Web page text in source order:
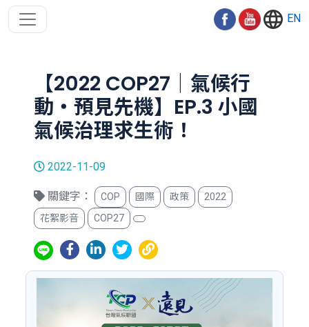
EN
【2022 COP27｜氣候行
動・預見先機】EP.3 小國
氣候治理求生術！
2022-11-09
關鍵字： COP 國際 政策
2022
花絮影音
COP27